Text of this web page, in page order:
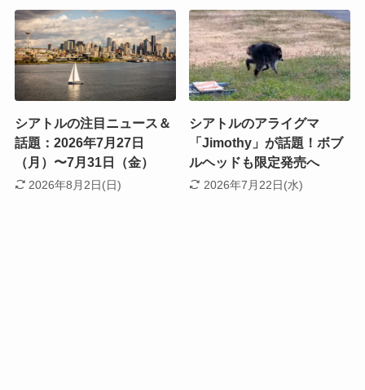
シアトルの注目ニュース＆
話題：2026年7月27日
（月）〜7月31日（金）
2026年8月2日(日)
シアトルのアライグマ
「Jimothy」が話題！ボブ
ルヘッドも限定発売へ
2026年7月22日(水)